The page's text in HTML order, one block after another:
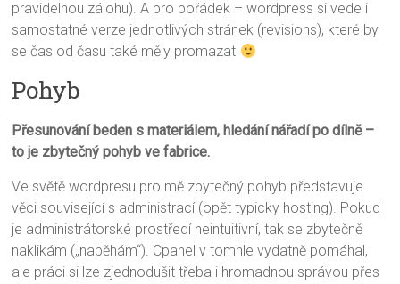
pravidelnou zálohu). A pro pořádek – wordpress si vede i
samostatné verze jednotlivých stránek (revisions), které by
se čas od času také měly promazat
Pohyb
Přesunování beden s materiálem, hledání nářadí po dílně –
to je zbytečný pohyb ve fabrice.
Ve světě wordpresu pro mě zbytečný pohyb představuje
věci související s administrací (opět typicky hosting). Pokud
je administrátorské prostředí neintuitivní, tak se zbytečně
naklikám („naběhám“). Cpanel v tomhle vydatně pomáhal,
ale práci si lze zjednodušit třeba i hromadnou správou přes